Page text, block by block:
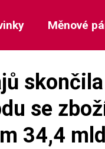
Měnové
se
34,4